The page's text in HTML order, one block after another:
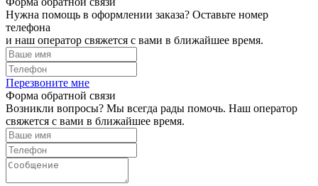
Нужна помощь в оформлении заказа? Оставьте номер
телефона
и наш оператор свяжется с вами в ближайшее время.
Перезвоните мне
Форма обратной связи
Возникли вопросы? Мы всегда рады помочь. Наш оператор
свяжется с вами в ближайшее время.